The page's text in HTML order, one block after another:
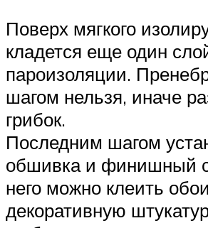
Поверх мягкого
кладется еще один
пароизоляции.
шагом нельзя, иначе
грибок.
Последним шагом
обшивка и финишный
него можно клеить
декоративную